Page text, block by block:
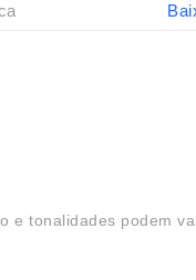
e tonalidades podem